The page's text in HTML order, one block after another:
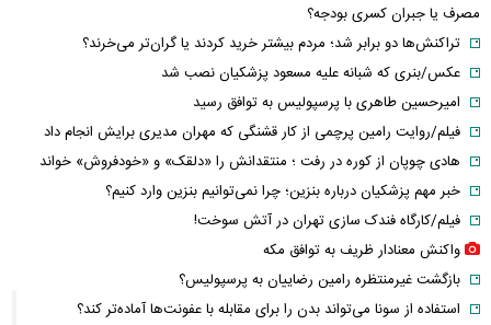
مصرف یا جبران کسری بودجه؟
تراکنش‌ها دو برابر شد؛ مردم بیشتر خرید کردند یا گران‌تر می‌خرند؟
عکس/بنری که شبانه علیه مسعود پزشکیان نصب شد
امیرحسین طاهری با پرسپولیس به توافق رسید
فیلم/روایت رامین پرچمی از کار قشنگی که مهران مدیری برایش انجام داد
هادی چوپان از کوره در رفت ؛ منتقدانش را «دلقک» و «خودفروش» خواند
خبر مهم پزشکیان درباره بنزین؛ چرا نمی‌توانیم بنزین وارد کنیم؟
فیلم/کارگاه فندک سازی تهران در آتش سوخت!
واکنش معنادار ظریف به توافق مکه
بازگشت غیرمنتظره رامین رضاییان به پرسپولیس؟
استفاده از سونا می‌تواند بدن را برای مقابله با عفونت‌ها آماده‌تر کند؟